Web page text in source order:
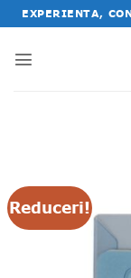
Salt
la
conținut
EXPERIENTA,
Reduceri!